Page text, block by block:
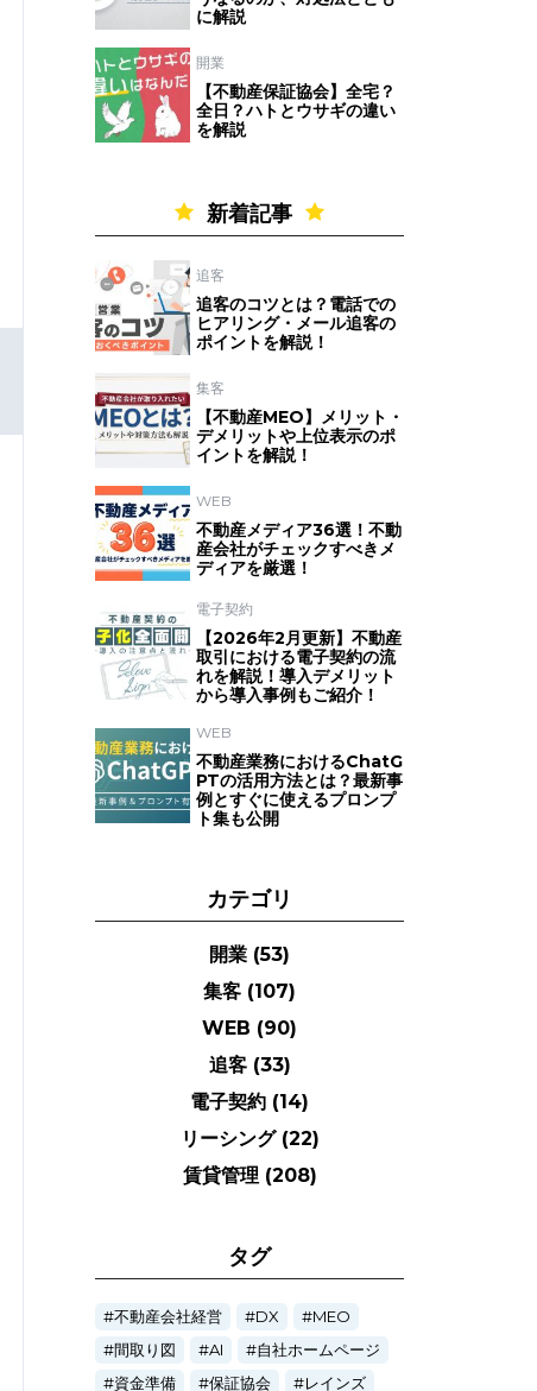
に解説
開業
【不動産保証協会】全宅？
全日？ハトとウサギの違い
を解説
新着記事
追客
追客のコツとは？電話での
ヒアリング・メール追客の
ポイントを解説！
集客
【不動産MEO】メリット・
デメリットや上位表示のポ
イントを解説！
WEB
不動産メディア36選！不動
産会社がチェックすべきメ
ディアを厳選！
電子契約
【2026年2月更新】不動産
取引における電子契約の流
れを解説！導入デメリット
から導入事例もご紹介！
WEB
不動産業務におけるChatG
PTの活用方法とは？最新事
例とすぐに使えるプロンプ
ト集も公開
カテゴリ
開業 (53)
集客 (107)
WEB (90)
追客 (33)
電子契約 (14)
リーシング (22)
賃貸管理 (208)
タグ
不動産会社経営 DX
MEO
間取り図
AI
自社ホームページ
資金準備
保証協会
レインズ